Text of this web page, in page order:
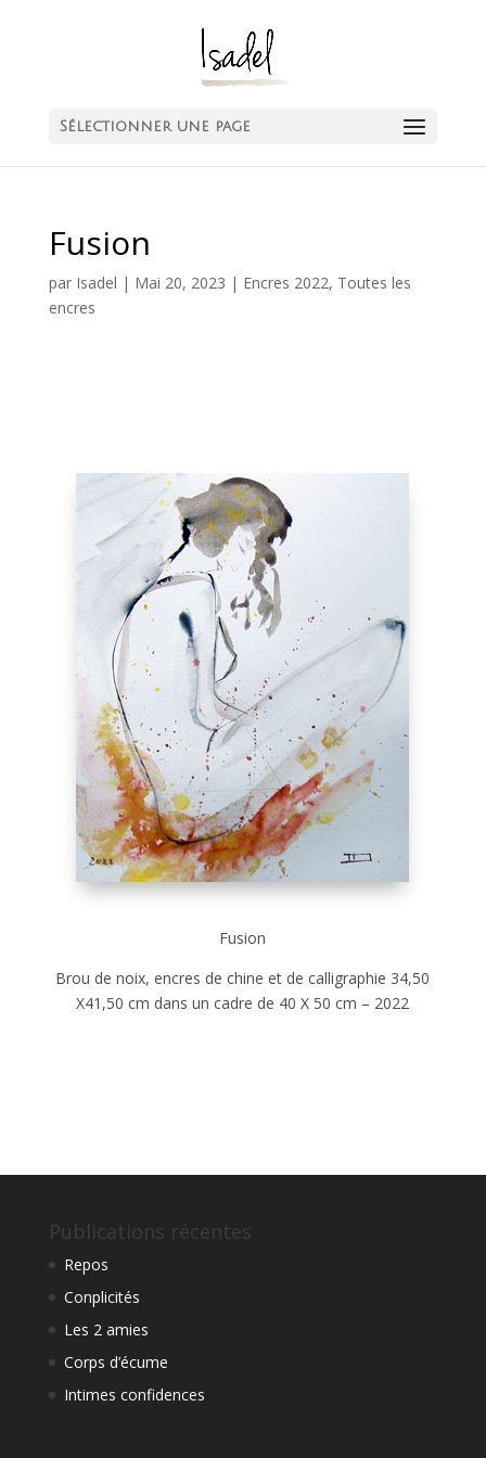
Sélectionner une page
Fusion
par Isadel | Mai 20, 2023 | Encres 2022, Toutes les
encres
Fusion
Brou de noix, encres de chine et de calligraphie 34,50
X41,50 cm dans un cadre de 40 X 50 cm – 2022
Publications récentes
Repos
Conplicités
Les 2 amies
Corps d’écume
Intimes confidences